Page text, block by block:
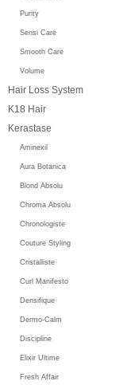
Purity
Sensi Care
Smooth Care
Volume
Hair Loss System
K18 Hair
Kerastase
Aminexil
Aura Botanica
Blond Absolu
Chroma Absolu
Chronologiste
Couture Styling
Cristalliste
Curl Manifesto
Densifique
Dermo-Calm
Discipline
Elixir Ultime
Fresh Affair